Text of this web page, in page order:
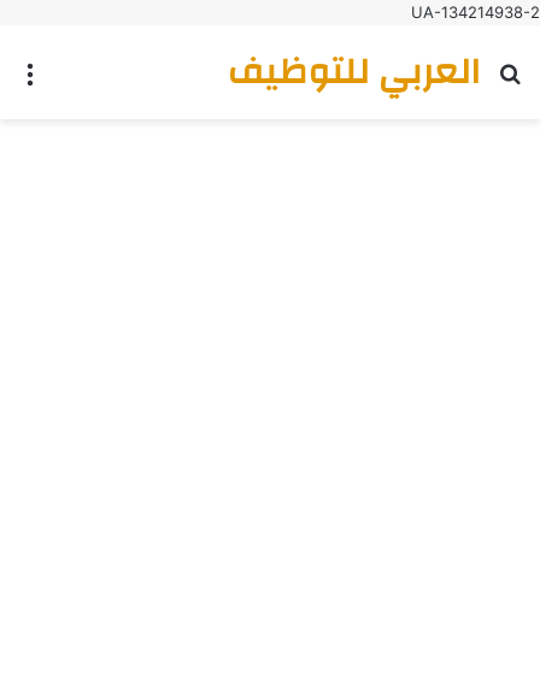
UA-134214938-2
العربي للتوظيف
بحث عن